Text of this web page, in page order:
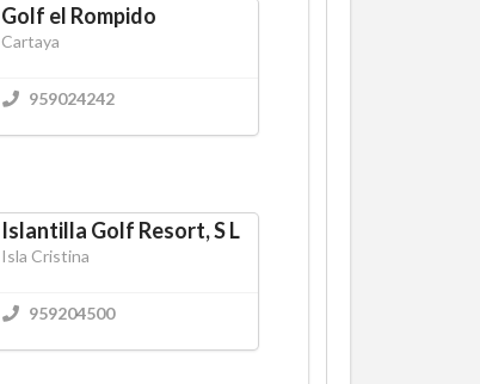
Golf el Rompido
Cartaya
959024242
Islantilla Golf Resort, S L
Isla Cristina
959204500